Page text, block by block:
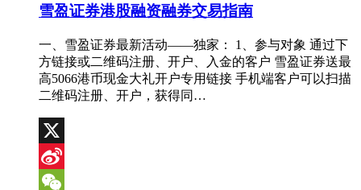
雪盈证券港股融资融券交易指南
一、雪盈证券最新活动——独家： 1、参与对象 通过下
方链接或二维码注册、开户、入金的客户 雪盈证券送最
高5066港币现金大礼开户专用链接 手机端客户可以扫描
二维码注册、开户，获得同…
X
Sina